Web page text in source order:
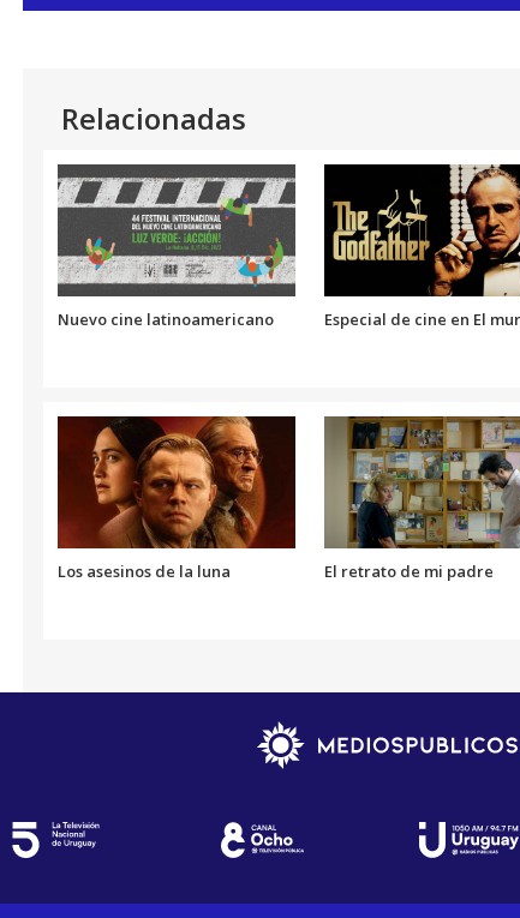
WhatsApp
audio
Relacionadas
Nuevo cine latinoamericano Especial de cine en El
Los asesinos de la luna El retrato de mi padre